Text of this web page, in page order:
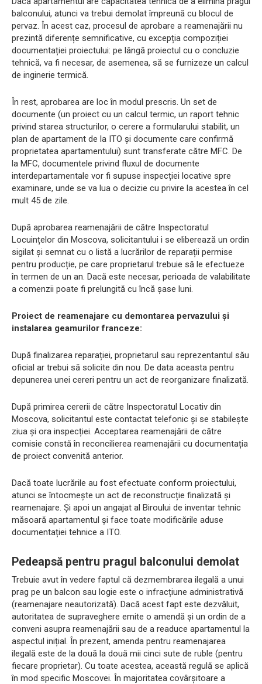
balconului, atunci va trebui demolat împreună cu blocul de
pervaz. În acest caz, procesul de aprobare a reamenajării nu
prezintă diferențe semnificative, cu excepția compoziției
documentației proiectului: pe lângă proiectul cu o concluzie
tehnică, va fi necesar, de asemenea, să se furnizeze un calcul
de inginerie termică.
În rest, aprobarea are loc în modul prescris. Un set de
documente (un proiect cu un calcul termic, un raport tehnic
privind starea structurilor, o cerere a formularului stabilit, un
plan de apartament de la ITO și documente care confirmă
proprietatea apartamentului) sunt transferate către MFC. De
la MFC, documentele privind fluxul de documente
interdepartamentale vor fi supuse inspecției locative spre
examinare, unde se va lua o decizie cu privire la acestea în cel
mult 45 de zile.
După aprobarea reamenajării de către Inspectoratul
Locuințelor din Moscova, solicitantului i se eliberează un ordin
sigilat și semnat cu o listă a lucrărilor de reparații permise
pentru producție, pe care proprietarul trebuie să le efectueze
în termen de un an. Dacă este necesar, perioada de valabilitate
a comenzii poate fi prelungită cu încă șase luni.
Proiect de reamenajare cu demontarea pervazului și
instalarea geamurilor franceze:
După finalizarea reparației, proprietarul sau reprezentantul său
oficial ar trebui să solicite din nou. De data aceasta pentru
depunerea unei cereri pentru un act de reorganizare finalizată.
După primirea cererii de către Inspectoratul Locativ din
Moscova, solicitantul este contactat telefonic și se stabilește
ziua și ora inspecției. Acceptarea reamenajării de către
comisie constă în reconcilierea reamenajării cu documentația
de proiect convenită anterior.
Dacă toate lucrările au fost efectuate conform proiectului,
atunci se întocmește un act de reconstrucție finalizată și
reamenajare. Și apoi un angajat al Biroului de inventar tehnic
măsoară apartamentul și face toate modificările aduse
documentației tehnice a ITO.
Pedeapsă pentru pragul balconului demolat
Trebuie avut în vedere faptul că dezmembrarea ilegală a unui
prag pe un balcon sau logie este o infracțiune administrativă
(reamenajare neautorizată). Dacă acest fapt este dezvăluit,
autoritatea de supraveghere emite o amendă și un ordin de a
conveni asupra reamenajării sau de a readuce apartamentul la
aspectul inițial. În prezent, amenda pentru reamenajarea
ilegală este de la două la două mii cinci sute de ruble (pentru
fiecare proprietar). Cu toate acestea, această regulă se aplică
în mod specific Moscovei. În majoritatea covârșitoare a